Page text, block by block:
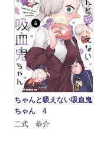
ちゃんと吸えない吸血鬼
ちゃん 4
二式 恭介